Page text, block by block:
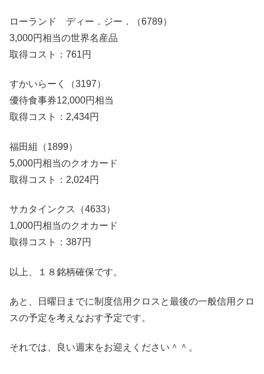
ローランド ディー．ジー．（6789）
3,000円相当の世界名産品
取得コスト：761円
すかいらーく（3197）
優待食事券12,000円相当
取得コスト：2,434円
福田組（1899）
5,000円相当のクオカード
取得コスト：2,024円
サカタインクス（4633）
1,000円相当のクオカード
取得コスト：387円
以上、１８銘柄確保です。
あと、日曜日までに制度信用クロスと最後の一般信用クロ
スの予定を考えなおす予定です。
それでは、良い週末をお迎えください＾＾。